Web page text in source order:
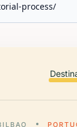
process/